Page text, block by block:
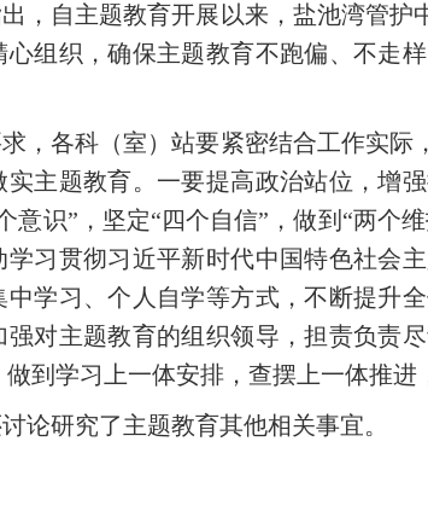
，自主题教育开展以来，盐池湾管
心组织，确保主题教育不跑偏、不走
，各科（室）站要紧密结合工作实际
实主题教育。一要提高政治站位，增
意识”，坚定“四个自信”，做到“两个
学习贯彻习近平新时代中国特色社会
中学习、个人自学等方式，不断提升
强对主题教育的组织领导，担责负责
到学习上一体安排，查摆上一体推进
论研究了主题教育其他相关事宜。